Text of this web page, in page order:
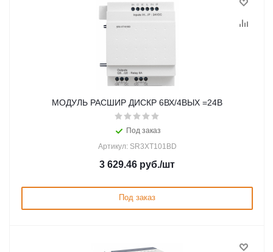
МОДУЛЬ РАСШИР ДИСКР 6ВХ/4ВЫХ =24В
Под заказ
Артикул: SR3XT101BD
3 629.46 руб./шт
Под заказ